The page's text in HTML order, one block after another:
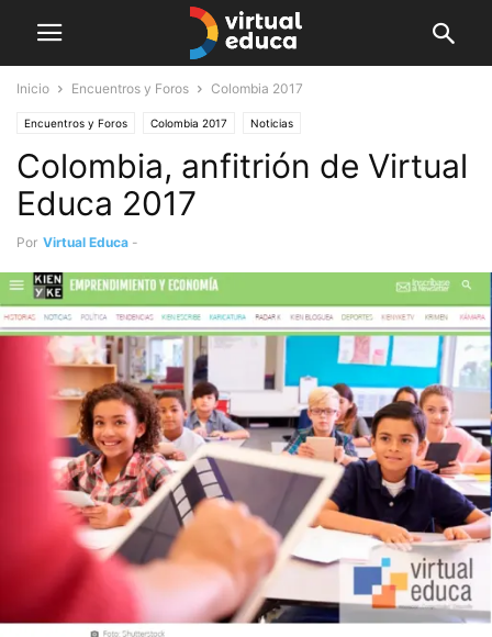
Inicio Encuentros y Foros Colombia 2017
Encuentros y Foros Colombia 2017 Noticias
Colombia, anfitrión de Virtual
Educa 2017
Por Virtual Educa -